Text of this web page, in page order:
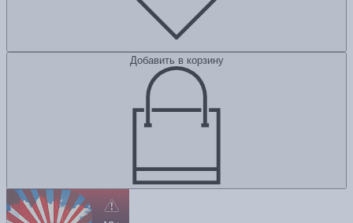
Добавить в корзину